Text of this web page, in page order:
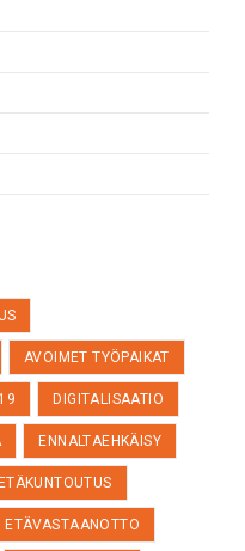
AVOIMET TYÖPAIKAT
DIGITALISAATIO
ENNALTAEHKÄISY
ETÄKUNTOUTUS
ETÄVASTAANOTTO